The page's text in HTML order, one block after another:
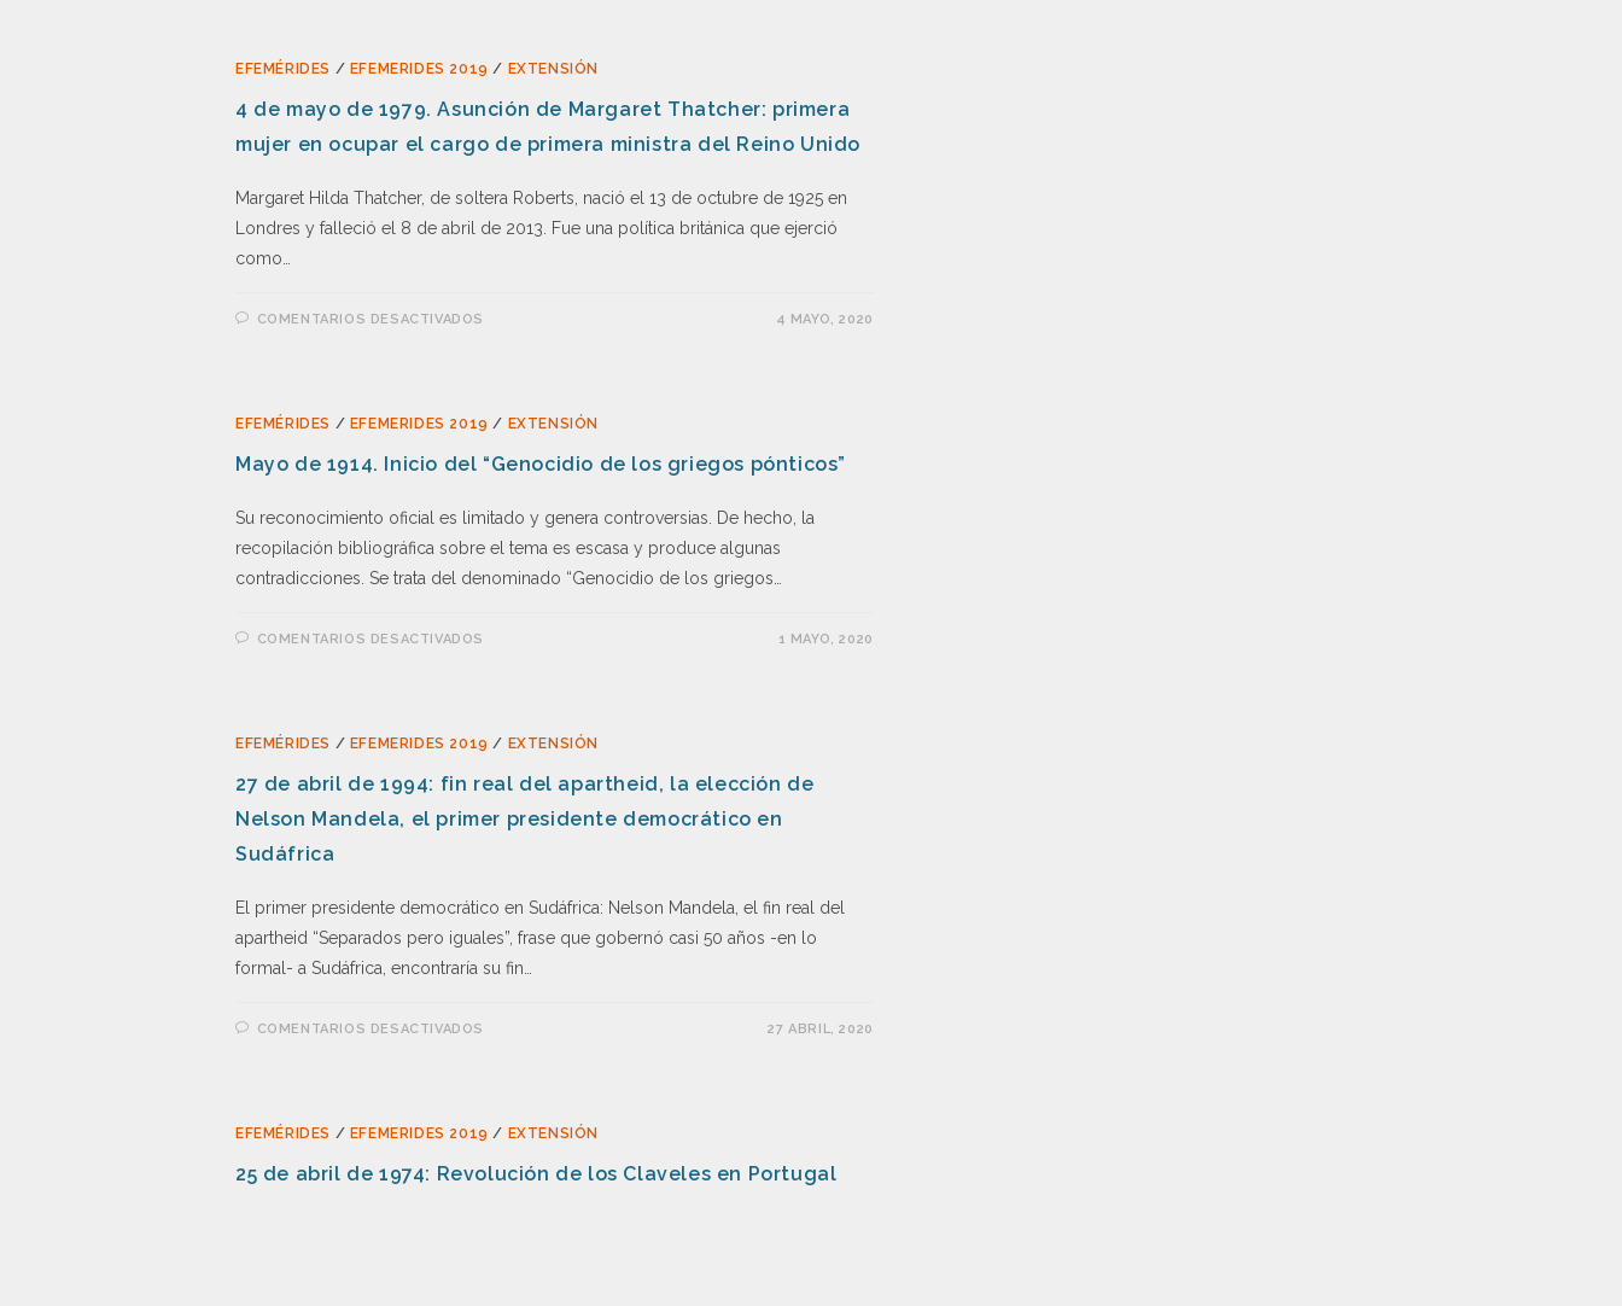
EFEMÉRIDES / EFEMERIDES 2019 / EXTENSIÓN
4 de mayo de 1979. Asunción de Margaret Thatcher: primera
mujer en ocupar el cargo de primera ministra del Reino Unido
Margaret Hilda Thatcher, de soltera Roberts, nació el 13 de octubre de 1925 en
Londres y falleció el 8 de abril de 2013. Fue una política británica que ejerció
como…
COMENTARIOS DESACTIVADOS 4 MAYO, 2020
EFEMÉRIDES / EFEMERIDES 2019 / EXTENSIÓN
Mayo de 1914. Inicio del “Genocidio de los griegos pónticos”
Su reconocimiento oficial es limitado y genera controversias. De hecho, la
recopilación bibliográfica sobre el tema es escasa y produce algunas
contradicciones. Se trata del denominado “Genocidio de los griegos…
COMENTARIOS DESACTIVADOS 1 MAYO, 2020
EFEMÉRIDES / EFEMERIDES 2019 / EXTENSIÓN
27 de abril de 1994: fin real del apartheid, la elección de
Nelson Mandela, el primer presidente democrático en
Sudáfrica
El primer presidente democrático en Sudáfrica: Nelson Mandela, el fin real del
apartheid “Separados pero iguales”, frase que gobernó casi 50 años -en lo
formal- a Sudáfrica, encontraría su fin…
COMENTARIOS DESACTIVADOS 27 ABRIL, 2020
EFEMÉRIDES / EFEMERIDES 2019 / EXTENSIÓN
25 de abril de 1974: Revolución de los Claveles en Portugal